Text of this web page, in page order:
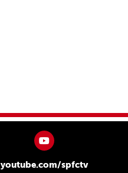
youtube.com/spfctv